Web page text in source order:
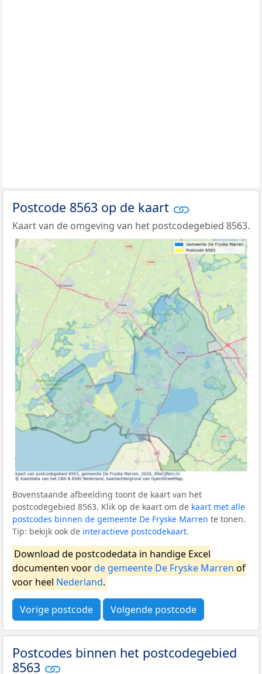
Postcode 8563 op de kaart
Kaart van de omgeving van het postcodegebied 8563.
Bovenstaande afbeelding toont de kaart van het
postcodegebied 8563. Klik op de kaart om de kaart met alle
postcodes binnen de gemeente De Fryske Marren te tonen.
Tip: bekijk ook de interactieve postcodekaart.
Download de postcodedata in handige Excel
documenten voorde gemeente De Fryske Marren of
voor heel Nederland.
Vorige postcode Volgende postcode
Postcodes binnen het postcodegebied
8563